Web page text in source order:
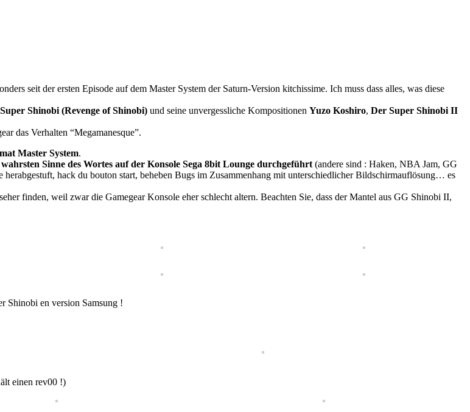
seit der ersten Episode auf dem Master System der Saturn-Version kitchissime. Ich muss dass alles, was diese
Shinobi (Revenge of Shinobi) und seine unvergessliche Kompositionen Yuzo Koshiro, Der Super Shinobi II
das Verhalten “Megamanesque”.
Master System.
wahrsten Sinne des Wortes auf der Konsole Sega 8bit Lounge durchgeführt(andere sind : Haken, NBA Jam, GG
hack du bouton start, beheben Bugs im Zusammenhang mit unterschiedlicher Bildschirmauflösung… es
finden, weil zwar die Gamegear Konsole eher schlecht altern. Beachten Sie, dass der Mantel aus GG Shinobi II,
Shinobi en version Samsung !
einen rev00 !)